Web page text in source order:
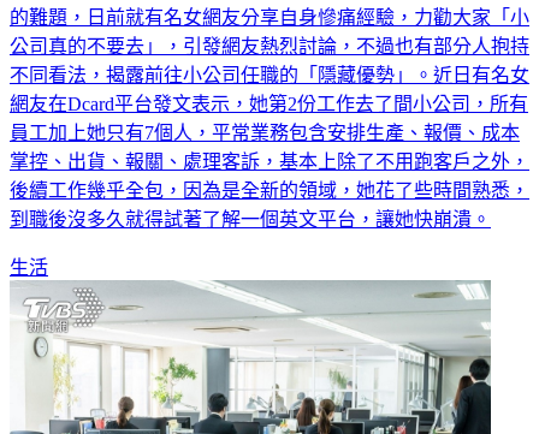
的難題，日前就有名女網友分享自身慘痛經驗，力勸大家「小
公司真的不要去」，引發網友熱烈討論，不過也有部分人抱持
不同看法，揭露前往小公司任職的「隱藏優勢」。近日有名女
網友在Dcard平台發文表示，她第2份工作去了間小公司，所有
員工加上她只有7個人，平常業務包含安排生產、報價、成本
掌控、出貨、報關、處理客訴，基本上除了不用跑客戶之外，
後續工作幾乎全包，因為是全新的領域，她花了些時間熟悉，
到職後沒多久就得試著了解一個英文平台，讓她快崩潰。
生活